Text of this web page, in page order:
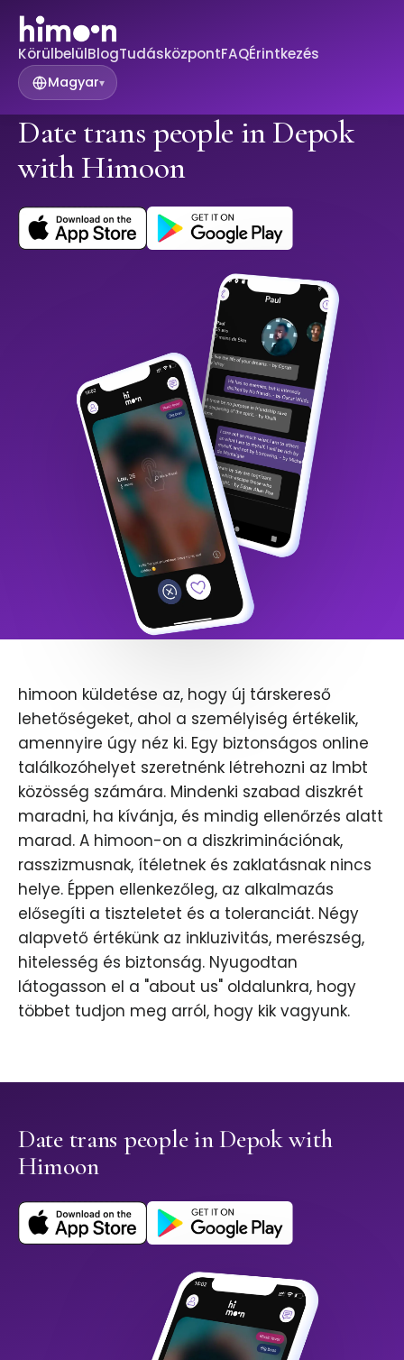
KörülbelülBlogTudásközpontFAQÉrintkezés
Magyar▾
Date trans people in Depok
with Himoon
himoon küldetése az, hogy új társkereső
lehetőségeket, ahol a személyiség értékelik,
amennyire úgy néz ki. Egy biztonságos online
találkozóhelyet szeretnénk létrehozni az lmbt
közösség számára. Mindenki szabad diszkrét
maradni, ha kívánja, és mindig ellenőrzés alatt
marad. A himoon-on a diszkriminációnak,
rasszizmusnak, ítéletnek és zaklatásnak nincs
helye. Éppen ellenkezőleg, az alkalmazás
elősegíti a tiszteletet és a toleranciát. Négy
alapvető értékünk az inkluzivitás, merészség,
hitelesség és biztonság. Nyugodtan
látogasson el a "about us" oldalunkra, hogy
többet tudjon meg arról, hogy kik vagyunk.
Date trans people in Depok with
Himoon